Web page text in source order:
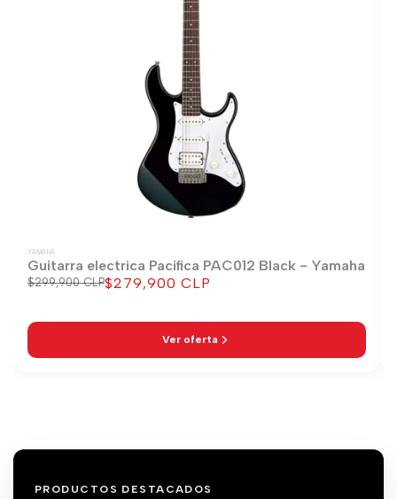
YAMAHA
Guitarra electrica Pacifica PAC012 Black - Yamaha
Precio
$299,900 CLPPrecio
$279,900 CLP
Ver oferta
PRODUCTOS DESTACADOS